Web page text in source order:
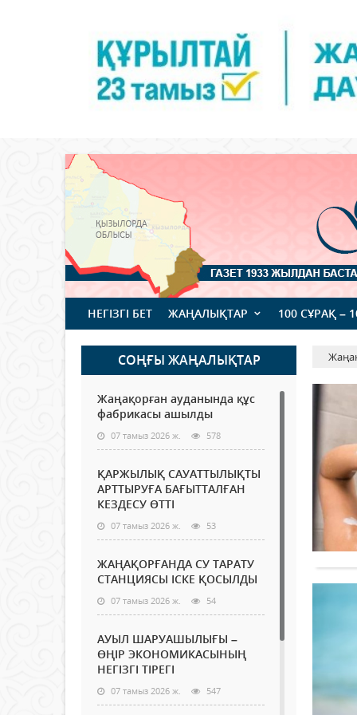
НЕГІЗГІ БЕТ ЖАҢАЛЫҚТАР 100 СҰРАҚ –
СОҢҒЫ ЖАҢАЛЫҚТАР
Жаңақорған ауданында құс
фабрикасы ашылды
07 тамыз 2026 ж. 578
ҚАРЖЫЛЫҚ САУАТТЫЛЫҚТЫ
АРТТЫРУҒА БАҒЫТТАЛҒАН
КЕЗДЕСУ ӨТТІ
07 тамыз 2026 ж. 53
ЖАҢАҚОРҒАНДА СУ ТАРАТУ
СТАНЦИЯСЫ ІСКЕ ҚОСЫЛДЫ
07 тамыз 2026 ж. 54
АУЫЛ ШАРУАШЫЛЫҒЫ –
ӨҢІР ЭКОНОМИКАСЫНЫҢ
НЕГІЗГІ ТІРЕГІ
07 тамыз 2026 ж. 547